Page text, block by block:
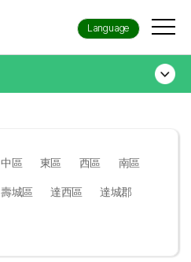
Language
中區 東區 西區 南區
壽城區 達西區 達城郡